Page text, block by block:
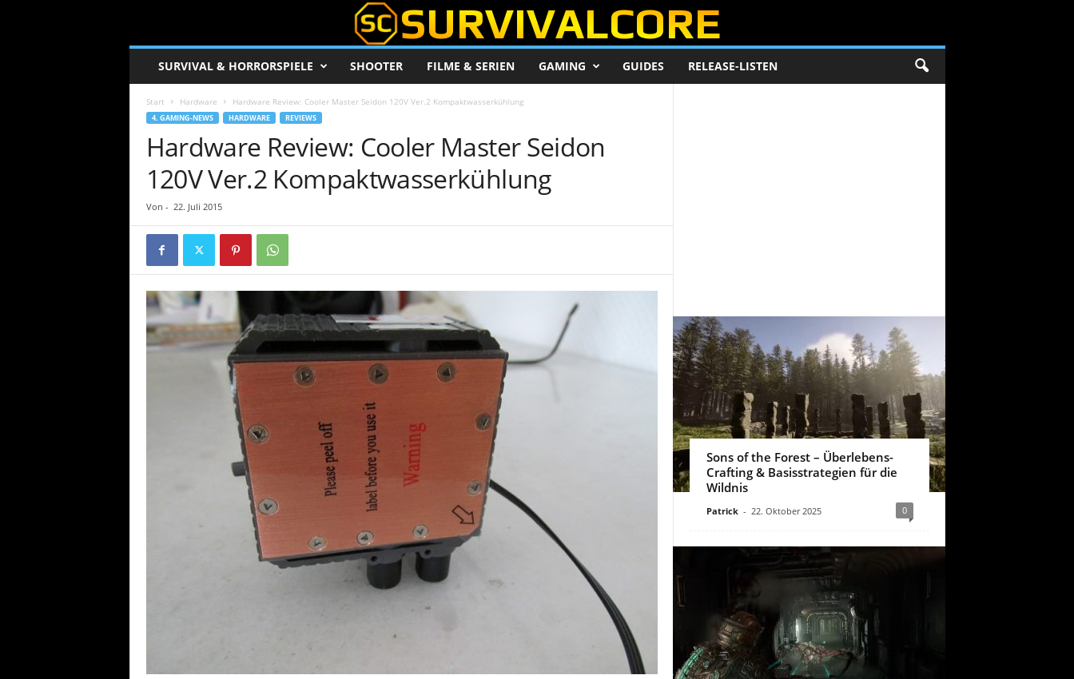
r
d
SURVIVAL & HORRORSPIELE SHOOTER FILME & SERIEN GAMING GUIDES RELEASE-LISTEN
Start Hardware Hardware Review: Cooler Master Seidon 120V Ver.2 Kompaktwasserkühlung
4. GAMING-NEWS HARDWARE REVIEWS
Hardware Review: Cooler Master Seidon
120V Ver.2 Kompaktwasserkühlung
Von - 22. Juli 2015
Sons of the Forest – Überlebens-
Crafting & Basisstrategien für die
Wildnis
Patrick - 22. Oktober 2025 0